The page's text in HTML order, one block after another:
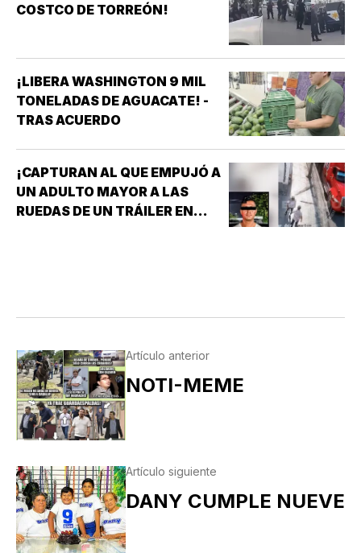
COSTCO DE TORREÓN!
¡LIBERA WASHINGTON 9 MIL
TONELADAS DE AGUACATE! -
TRAS ACUERDO
¡CAPTURAN AL QUE EMPUJÓ A
UN ADULTO MAYOR A LAS
RUEDAS DE UN TRÁILER EN
Artículo anterior
NOTI-MEME
Artículo siguiente
DANY CUMPLE NUEVE